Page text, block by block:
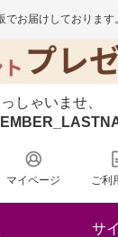
お届けしております。
しゃいませ、
マイページ ご利
サ